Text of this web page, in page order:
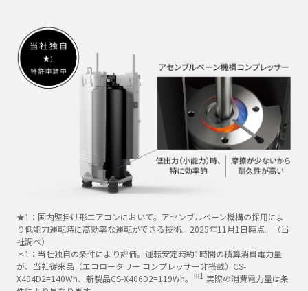
★1：国内壁掛け形エアコンにおいて。アセンブルベーン機構の採用によ
り低能力運転時に高効率な運転ができる技術。2025年11月1日時点。（当
社調べ）
＊1：当社独自の条件により評価。運転安定時約1時間の積算消費電力量
が、当社従来品（エコロータリー コンプレッサー非搭載）CS-
X404D2=140Wh、新製品CS-X406D2=119Wh。 ※1 実際の消費電力量は条